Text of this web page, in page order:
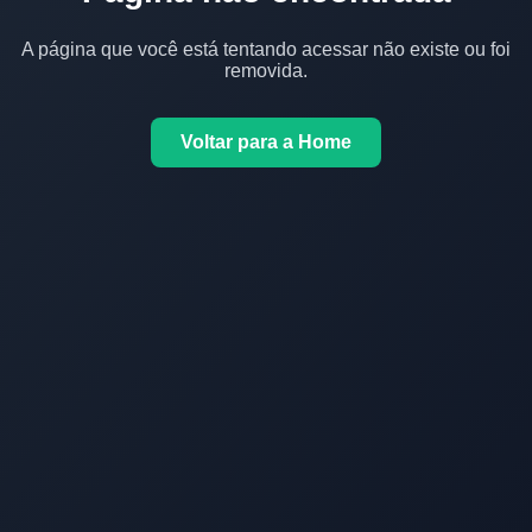
A página que você está tentando acessar não existe ou foi
removida.
Voltar para a Home